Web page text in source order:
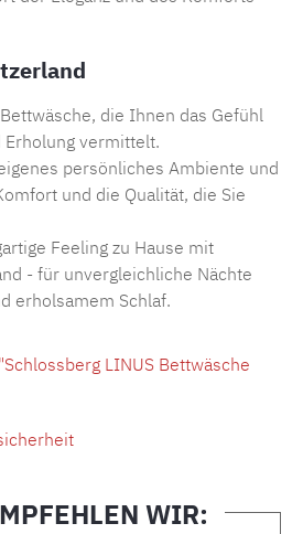
die Ihnen das Gefühl
vermittelt.
persönliches Ambiente und
und die Qualität, die Sie
Feeling zu Hause mit
- für unvergleichliche Nächte
erholsamem Schlaf.
LINUS Bettwäsche
WIR: